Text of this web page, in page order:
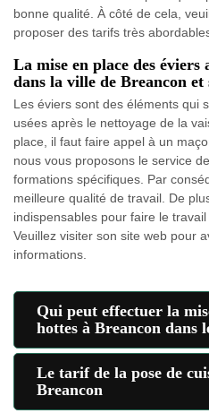
bonne qualité. À côté de cela,
proposer des tarifs très
La mise en place des éviers
dans la ville de Breancon et
Les éviers sont des éléments qui
usées après le nettoyage de la
place, il faut faire appel à un
nous vous proposons le service
formations spécifiques. Par
meilleure qualité de travail. De
indispensables pour faire le
Veuillez visiter son site web pour
informations.
Qui peut effectuer la
hottes à Breancon dans
Le tarif de la pose de
Breancon